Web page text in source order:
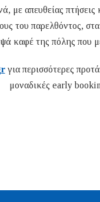
με απευθείας
του παρελθόντος,
καφέ της πόλης που
για περισσότερες
μοναδικές early